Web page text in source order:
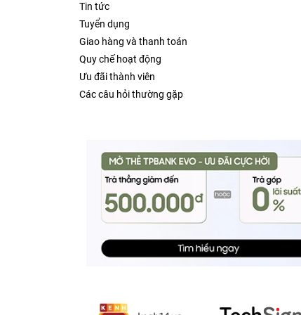
Gọn, nhẹ và dễ sử dụng
Có lẽ, ban đầu mọi người nhìn vào Magic
Tin tức
Tuyển dụng
Giao hàng và thanh toán
Quy chế hoạt động
Ưu đãi thành viên
Các câu hỏi thường gặp